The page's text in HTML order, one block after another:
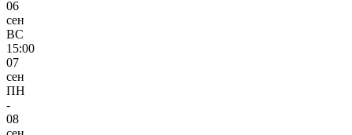
06
сен
ВС
15:00
07
сен
ПН
-
08